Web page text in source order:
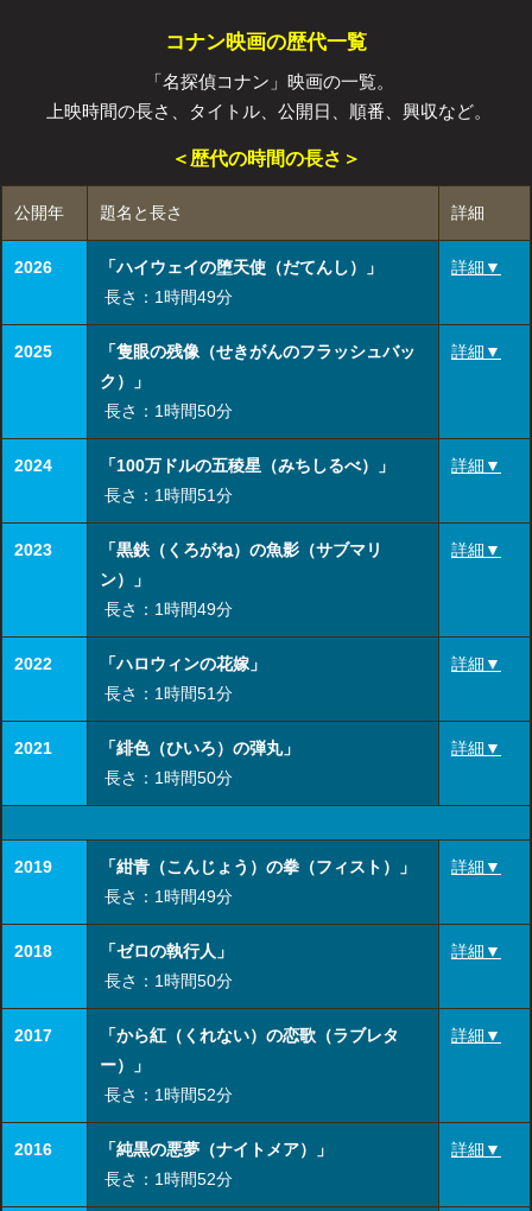
コナン映画の歴代一覧
「名探偵コナン」映画の一覧。
上映時間の長さ、タイトル、公開日、順番、興収など。
＜歴代の時間の長さ＞
公開年 題名と長さ 詳細
2026
「ハイウェイの堕天使（だてんし）」
長さ：1時間49分
詳細▼
2025
「隻眼の残像（せきがんのフラッシュバッ
ク）」
長さ：1時間50分
詳細▼
2024
「100万ドルの五稜星（みちしるべ）」
長さ：1時間51分
詳細▼
2023
「黒鉄（くろがね）の魚影（サブマリ
ン）」
長さ：1時間49分
詳細▼
2022
「ハロウィンの花嫁」
長さ：1時間51分
詳細▼
2021
「緋色（ひいろ）の弾丸」
長さ：1時間50分
詳細▼
2019
「紺青（こんじょう）の拳（フィスト）」
長さ：1時間49分
詳細▼
2018
「ゼロの執行人」
長さ：1時間50分
詳細▼
2017
「から紅（くれない）の恋歌（ラブレタ
ー）」
長さ：1時間52分
詳細▼
2016
「純黒の悪夢（ナイトメア）」
長さ：1時間52分
詳細▼